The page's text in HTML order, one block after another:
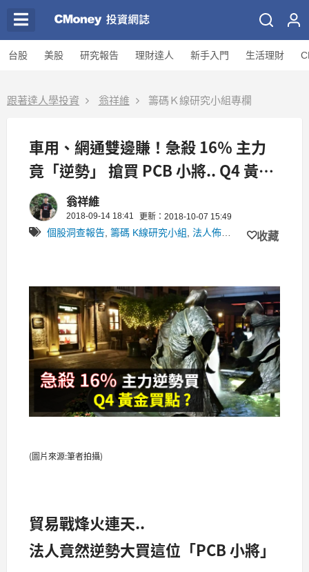
台股 美股 研究報告 理財達人 新手入門 生活理財
跟著達人學投資 翁祥維 籌碼Ｋ線研究小組專欄
車用、網通雙邊賺！急殺 16％ 主力
竟「逆勢」 搶買 PCB 小將.. Q4 黃金
買點浮現 ?
翁祥維
2018-09-14 18:41 更新：2018-10-07 15:49
個股洞查報告 籌碼 K線研究小組 法人佈局 雞尾酒投資Bar
收藏
(圖片來源:筆者拍攝)
貿易戰烽火連天..
法人竟然逆勢大買這位「PCB 小將」